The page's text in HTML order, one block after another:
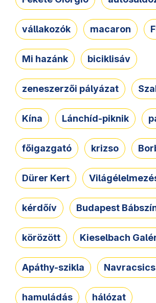
vállakozók macaron
Mi hazánk biciklisáv
zeneszerzői pályázat
Kína Lánchíd-piknik
főigazgató krizso
Dürer Kert
kérdőív Budapest
körözött Kieselbach
Apáthy-szikla
hamuládás hálózat